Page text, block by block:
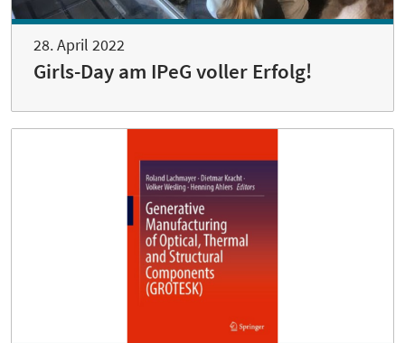
28. April 2022
Girls-Day am IPeG voller Erfolg!